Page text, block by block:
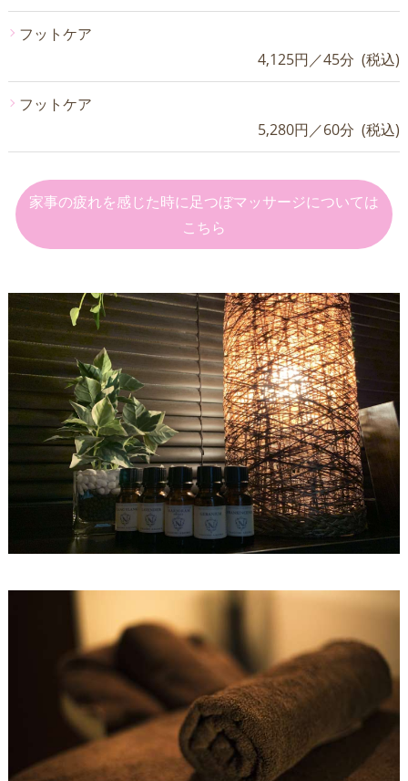
フットケア
4,125円／45分 (税込)
フットケア
5,280円／60分 (税込)
家事の疲れを感じた時に足つぼマッサージについては
こちら